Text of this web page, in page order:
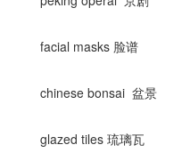
facial masks 脸谱
chinese bonsai 盆景
glazed tiles 琉璃瓦